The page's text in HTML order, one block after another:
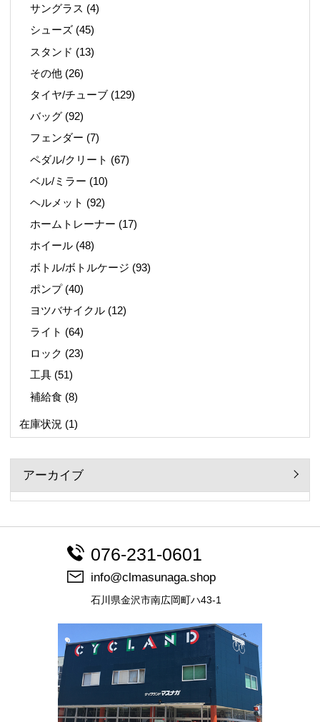
サングラス (4)
シューズ (45)
スタンド (13)
その他 (26)
タイヤ/チューブ (129)
バッグ (92)
フェンダー (7)
ペダル/クリート (67)
ベル/ミラー (10)
ヘルメット (92)
ホームトレーナー (17)
ホイール (48)
ボトル/ボトルケージ (93)
ポンプ(40)
ヨツバサイクル (12)
ライト (64)
ロック (23)
工具 (51)
補給食 (8)
在庫状況 (1)
アーカイブ
076-231-0601
info@clmasunaga.shop
石川県金沢市南広岡町ハ43-1